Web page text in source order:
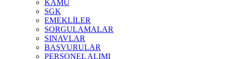
KAMU
SGK
EMEKLİLER
SORGULAMALAR
SINAVLAR
BAŞVURULAR
PERSONEL ALIMI